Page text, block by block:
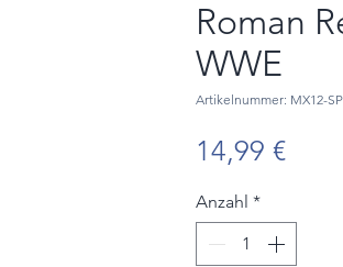
Roman
WWE
Artikelnummer: MX12-
14,99 €
Anzahl *